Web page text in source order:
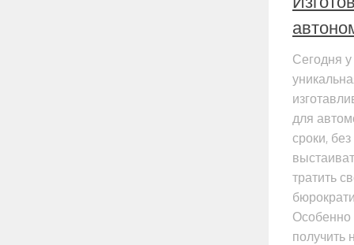
Сегодня
для
сроки,
тратить
Особенно
получить